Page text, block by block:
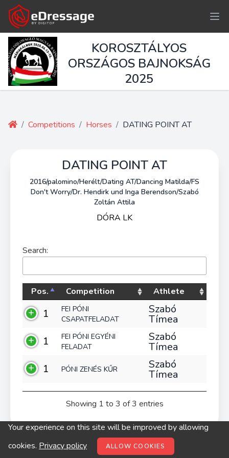
KOROSZTÁLYOS
ORSZÁGOS BAJNOKSÁG
2025
/ Competitions / Horses / DATING POINT AT
DATING POINT AT
2016/palomino/Herélt/Dating AT/Dancing Matilda/FS
Don't Worry/Dr. Hendirk und Inga Berendson/Szabó
Zoltán Attila
DÓRA LK
Search:
Pos. Competition Athlete
1
FEI PÓNI
CSAPATFELADAT
Szabó
Tímea
1
FEI PÓNI EGYÉNI
FELADAT
Szabó
Tímea
1
PÓNI ZENÉS KŰR Szabó
Tímea
Showing 1 to 3 of 3 entries
© digitop.hu 2022 |Privacy policy
Your experience on this site will be improved by allowing
cookies. Privacy policy ALLOW COOKIES